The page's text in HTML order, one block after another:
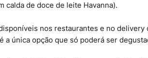
de doce de leite Havanna).
nos restaurantes e no delivery
a única opção que só poderá ser